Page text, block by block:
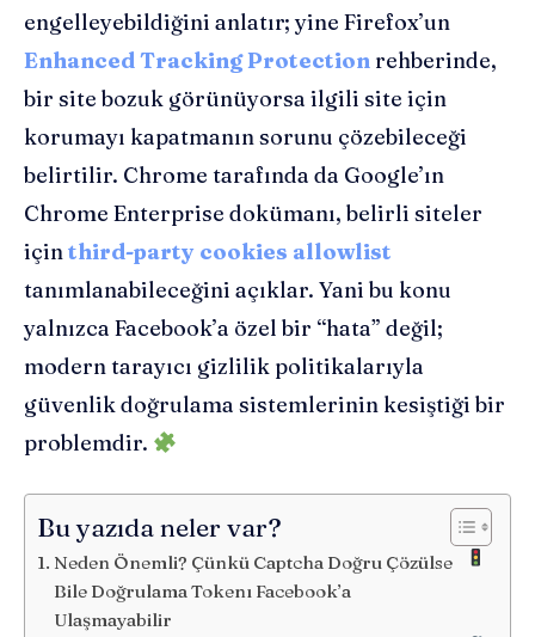
engelleyebildiğini anlatır; yine Firefox’un
Enhanced Tracking Protection rehberinde,
bir site bozuk görünüyorsa ilgili site için
korumayı kapatmanın sorunu çözebileceği
belirtilir. Chrome tarafında da Google’ın
Chrome Enterprise dokümanı, belirli siteler
içinthird-party cookies allowlist
tanımlanabileceğini açıklar. Yani bu konu
yalnızca Facebook’a özel bir “hata” değil;
modern tarayıcı gizlilik politikalarıyla
güvenlik doğrulama sistemlerinin kesiştiği bir
problemdir.
Bu yazıda neler var?
Neden Önemli? Çünkü Captcha Doğru Çözülse
Bile Doğrulama Tokenı Facebook’a
Ulaşmayabilir